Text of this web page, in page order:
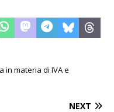
in materia di IVA e
NEXT